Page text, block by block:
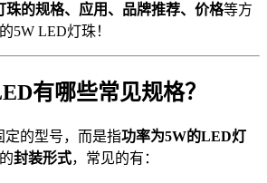
珠的规格、应用、品牌推荐、价格等方
5W LED灯珠！
有哪些常见规格？
定的型号，而是指功率为5W的LED灯
封装形式，常见的有：